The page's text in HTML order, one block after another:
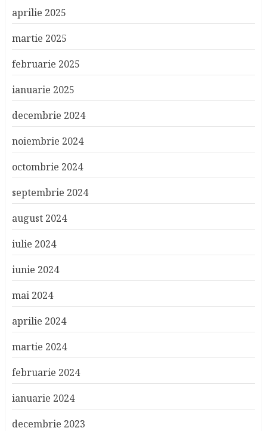
aprilie 2025
martie 2025
februarie 2025
ianuarie 2025
decembrie 2024
noiembrie 2024
octombrie 2024
septembrie 2024
august 2024
iulie 2024
iunie 2024
mai 2024
aprilie 2024
martie 2024
februarie 2024
ianuarie 2024
decembrie 2023